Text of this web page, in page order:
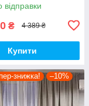
відправки
₴ 4 389 ₴
Купити
знижка! –10%